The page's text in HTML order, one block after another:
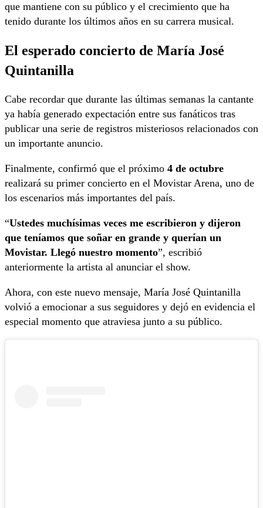
que mantiene con su público y el crecimiento que ha
tenido durante los últimos años en su carrera musical.
El esperado concierto de María José
Quintanilla
Cabe recordar que durante las últimas semanas la cantante
ya había generado expectación entre sus fanáticos tras
publicar una serie de registros misteriosos relacionados con
un importante anuncio.
Finalmente, confirmó que el próximo 4 de octubre
realizará su primer concierto en el Movistar Arena, uno de
los escenarios más importantes del país.
“Ustedes muchísimas veces me escribieron y dijeron
que teníamos que soñar en grande y querían un
Movistar. Llegó nuestro momento”, escribió
anteriormente la artista al anunciar el show.
Ahora, con este nuevo mensaje, María José Quintanilla
volvió a emocionar a sus seguidores y dejó en evidencia el
especial momento que atraviesa junto a su público.